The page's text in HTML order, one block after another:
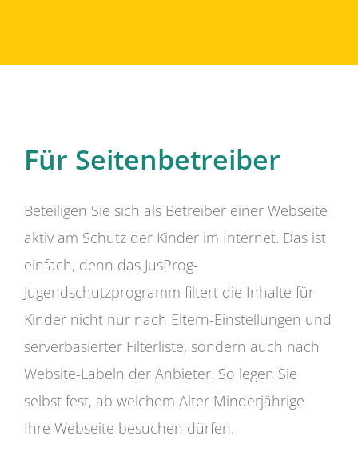
Für Seitenbetreiber
Beteiligen Sie sich als Betreiber einer Webseite
aktiv am Schutz der Kinder im Internet. Das ist
einfach, denn das JusProg-
Jugendschutzprogramm filtert die Inhalte für
Kinder nicht nur nach Eltern-Einstellungen und
serverbasierter Filterliste, sondern auch nach
Website-Labeln der Anbieter. So legen Sie
selbst fest, ab welchem Alter Minderjährige
Ihre Webseite besuchen dürfen.